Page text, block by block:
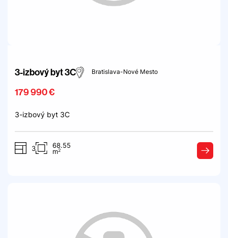
3-izbový byt 3C Bratislava-Nové Mesto
179 990 €
3-izbový byt 3C
3
68.55
m2